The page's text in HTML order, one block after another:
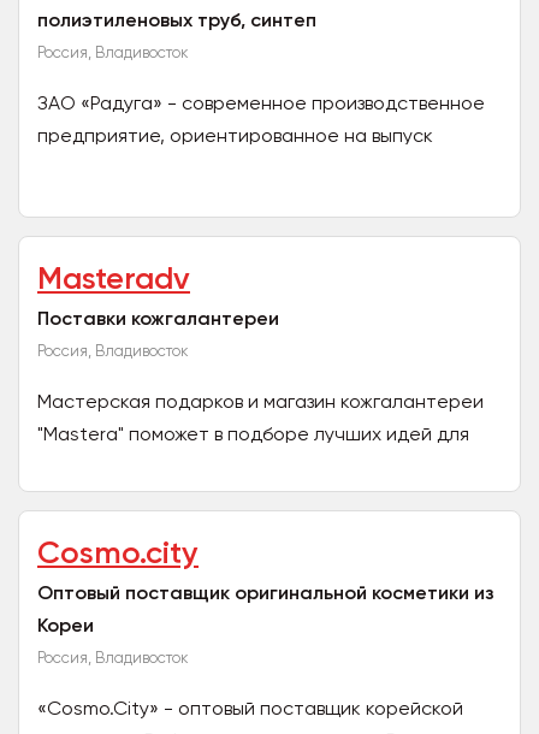
полиэтиленовых труб, синтеп
Россия, Владивосток
ЗАО «Радуга» - современное производственное
предприятие, ориентированное на выпуск
Masteradv
Поставки кожгалантереи
Россия, Владивосток
Мастерская подарков и магазин кожгалантереи
"Mastera" поможет в подборе лучших идей для
высокого...
Cosmo.city
Оптовый поставщик оригинальной косметики из
Кореи
Россия, Владивосток
«Cosmo.City» - оптовый поставщик корейской